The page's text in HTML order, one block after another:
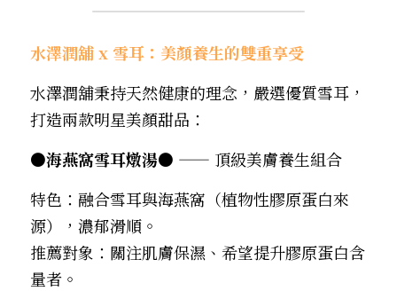
水澤潤舖 x 雪耳：美顏養生的雙重享受
水澤潤舖秉持天然健康的理念，嚴選優質雪耳，
打造兩款明星美顏甜品：
●海燕窩雪耳燉湯● —— 頂級美膚養生組合
特色：融合雪耳與海燕窩（植物性膠原蛋白來
源），濃郁滑順。
推薦對象：關注肌膚保濕、希望提升膠原蛋白含
量者。